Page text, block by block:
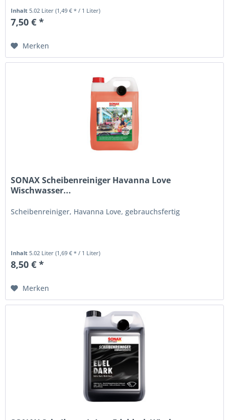
Inhalt5.02 Liter(1,49 € * / 1 Liter)
7,50 € *
Merken
SONAX Scheibenreiniger Havanna Love
Wischwasser...
Scheibenreiniger, Havanna Love, gebrauchsfertig
Inhalt 5.02 Liter(1,69 € * / 1 Liter)
8,50 € *
Merken